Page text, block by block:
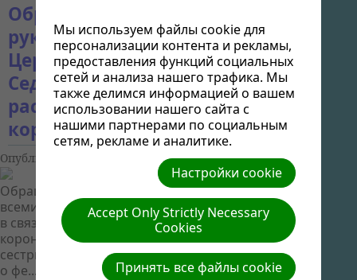
Обращение Тэда Вильсона,
руководителя всемирной
Церкви Адвентистов
Седьмого Дня в связи с
распространением
коронавируса COVID-19
Опубликовано
Обращение Тэда Вильсона, руководителя
всемирной Церкви Адвентистов Седьмого Дня
в связи с распространением
коронавируса COVID-19 Дорогие братья и
сестры, сегодня я хотел бы поговорить с вами
о фе...
Мы используем файлы cookie для
персонализации контента и рекламы,
предоставления функций социальных
сетей и анализа нашего трафика. Мы
также делимся информацией о вашем
использовании нашего сайта с
нашими партнерами по социальным
сетям, рекламе и аналитике.
Настройки cookie
Accept Only Strictly Necessary
Cookies
Принять все файлы cookie